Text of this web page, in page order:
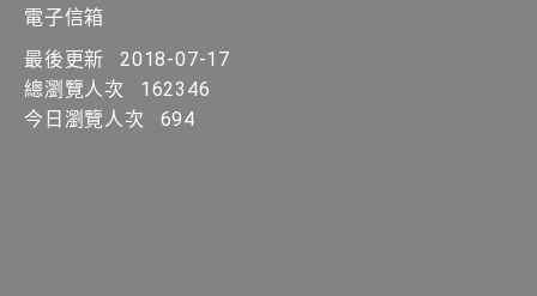
電子信箱
最後更新
2018-07-17
總瀏覽人次
162346
今日瀏覽人次
694